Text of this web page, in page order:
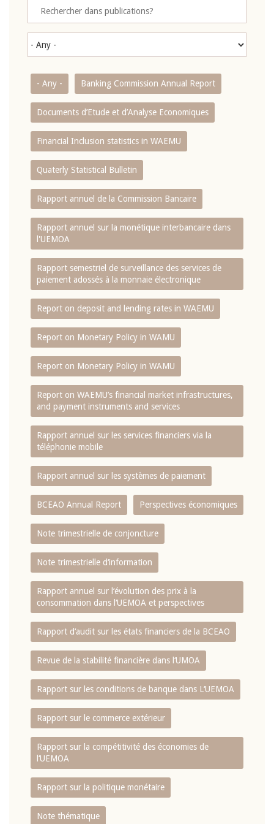
- Any - Banking Commission Annual Report
Documents d’Etude et d’Analyse Economiques
Financial Inclusion statistics in WAEMU
Quaterly Statistical Bulletin
Rapport annuel de la Commission Bancaire
Rapport annuel sur la monétique interbancaire dans
l'UEMOA
Rapport semestriel de surveillance des services de
paiement adossés à la monnaie électronique
Report on deposit and lending rates in WAEMU
Report on Monetary Policy in WAMU
Report on Monetary Policy in WAMU
Report on WAEMU’s financial market infrastructures,
and payment instruments and services
Rapport annuel sur les services financiers via la
téléphonie mobile
Rapport annuel sur les systèmes de paiement
BCEAO Annual Report Perspectives économiques
Note trimestrielle de conjoncture
Note trimestrielle d‘information
Rapport annuel sur l‘évolution des prix à la
consommation dans l‘UEMOA et perspectives
Rapport d‘audit sur les états financiers de la BCEAO
Revue de la stabilité financière dans l‘UMOA
Rapport sur les conditions de banque dans L‘UEMOA
Rapport sur le commerce extérieur
Rapport sur la compétitivité des économies de
l‘UEMOA
Rapport sur la politique monétaire
Note thématique